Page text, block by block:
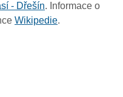
- Dřešín. Informace o
Wikipedie.